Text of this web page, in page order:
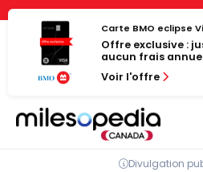
Panneau de gestion des cookies
Passer
contenu
Carte BMO eclipse
Offre exclusive :
aucun frais
Voir l'offre
Divulgation